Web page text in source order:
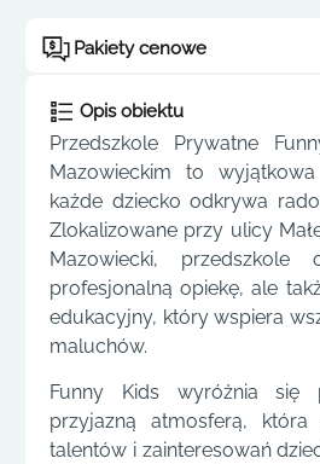
Pakiety cenowe
Opis obiektu
Przedszkole Prywatne
Mazowieckim to
każde dziecko odkrywa
Zlokalizowane przy ulicy
Mazowiecki,
profesjonalną opiekę, ale
edukacyjny, który wspiera
maluchów.
Funny Kids wyróżnia się
przyjazną atmosferą, która
talentów i zainteresowań